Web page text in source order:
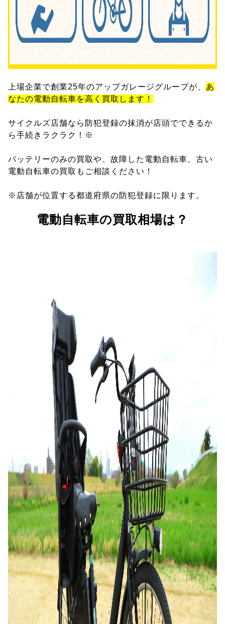
上場企業で創業25年のアップガレージグループが、 あ
なたの電動自転車を高く買取します！
サイクルズ店舗なら防犯登録の抹消が店頭でできるか
ら手続きラクラク！※
バッテリーのみの買取や、故障した電動自転車、古い
電動自転車の買取もご相談ください！
※店舗が位置する都道府県の防犯登録に限ります。
電動自転車の買取相場は？